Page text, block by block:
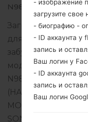
Загрузите
для Samsung
забудьте
модели вашего
N986B. Код
(HALEBOP, AINA,
MOBILE
SONERA,
- изображение
загрузите свое
- биографию -
- ID аккаунта у
запись и
Ваш логин у
- ID аккаунта
запись и
Ваш логин